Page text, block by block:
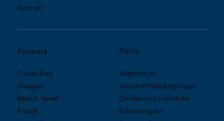
Kontakt
Products
Travel Bag
Shopper
Beach Towel
Pouch
Policy
Allgemeine
Geschäftsbedingungen
Datenschutzrichtlinie
Erklärung zur